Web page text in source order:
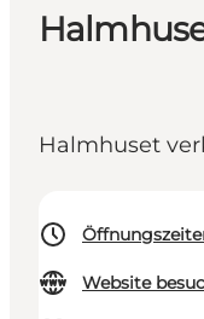
Halmhuset
Website